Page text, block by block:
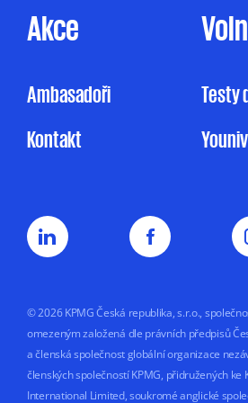
KPMG omezeně zpracovávat mé
pro účely marketingu na
a mohu jej kdykoliv odvolat.
Souhlas uděluji na dobu
5 let
Akce
Ambasadoři
Kontakt
Testy
© 2026 KPMG Česká republika, s.r.o.,
omezeným založená dle právních předpisů
a členská společnost globální organizace
členských společností KPMG, přidružených ke
International Limited, soukromé anglické